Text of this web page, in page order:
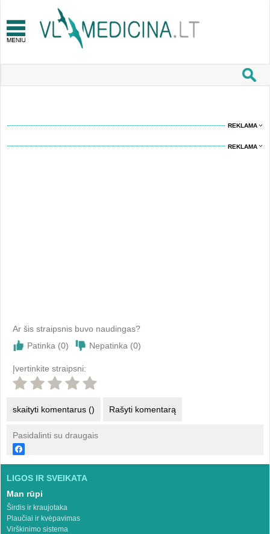
REKLAMA
REKLAMA
Ar šis straipsnis buvo naudingas?
Patinka (0) Nepatinka (0)
Įvertinkite straipsni:
skaityti komentarus () Rašyti komentarą
Pasidalinti su draugais
LIGOS IR SVEIKATA
Man rūpi
Širdis ir kraujotaka
Plaučiai ir kvėpavimas
Virškinimo sistema